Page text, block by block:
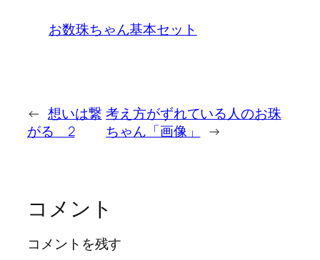
お数珠ちゃん基本セット
← 想いは繋
がる 2
考え方がずれている人のお珠
ちゃん「画像」
→
コメント
コメントを残す